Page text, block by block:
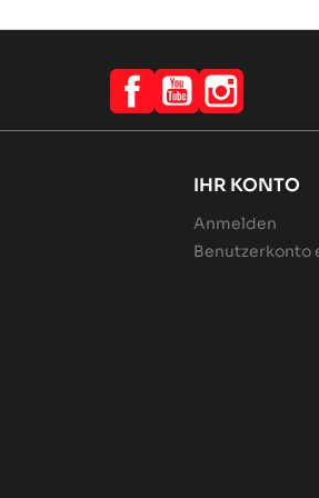
Facebook
YouTube
IHR KONTO
Anmelden
Benutzerkonto